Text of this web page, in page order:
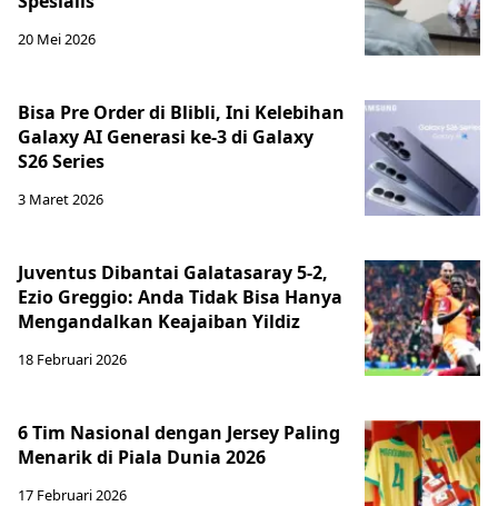
20 Mei 2026
Bisa Pre Order di Blibli, Ini Kelebihan
Galaxy AI Generasi ke-3 di Galaxy
S26 Series
3 Maret 2026
Juventus Dibantai Galatasaray 5-2,
Ezio Greggio: Anda Tidak Bisa Hanya
Mengandalkan Keajaiban Yildiz
18 Februari 2026
6 Tim Nasional dengan Jersey Paling
Menarik di Piala Dunia 2026
17 Februari 2026